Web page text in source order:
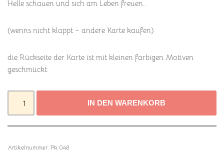
Helle schauen und sich am Leben freuen..
(wenns nicht klappt – andere Karte kaufen)
die Rückseite der Karte ist mit kleinen farbigen Motiven
geschmückt.
IN DEN WARENKORB
Artikelnummer: Pk 048